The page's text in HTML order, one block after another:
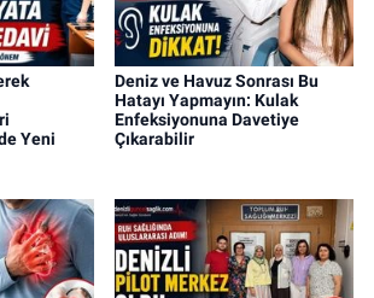
Yeni
Deniz ve Havuz Sonrası Bu
Hatayı Yapmayın: Kulak
Enfeksiyonuna Davetiye
Çıkarabilir